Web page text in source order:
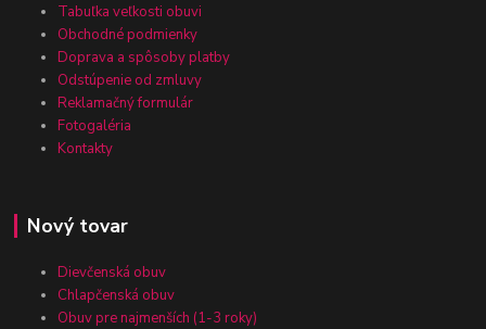
Tabuľka veľkosti obuvi
Obchodné podmienky
Doprava a spôsoby platby
Odstúpenie od zmluvy
Reklamačný formulár
Fotogaléria
Kontakty
Nový tovar
Dievčenská obuv
Chlapčenská obuv
Obuv pre najmenších (1-3 roky)